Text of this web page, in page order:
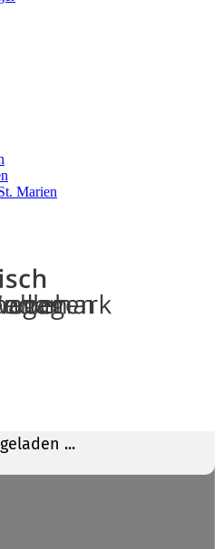
Marien